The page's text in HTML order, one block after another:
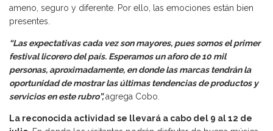
ameno, seguro y diferente. Por ello, las emociones están bien
presentes.
“Las expectativas cada vez son mayores, pues somos el primer
festival licorero del país. Esperamos un aforo de 10 mil
personas, aproximadamente, en donde las marcas tendrán la
oportunidad de mostrar las últimas tendencias de productos y
servicios en este rubro”,agrega Cobo.
La reconocida actividad se llevará a cabo del 9 al 12 de